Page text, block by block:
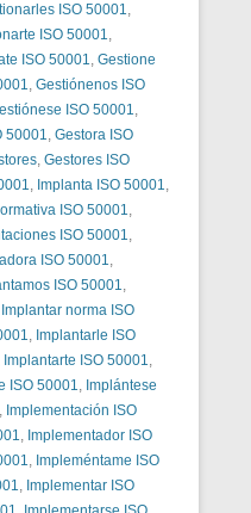
ISO 50001,
ISO 50001,
ISO 50001, Gestione
, Gestiónenos ISO
ISO 50001,
50001, Gestora ISO
, Gestores ISO
, Implanta ISO 50001,
ISO 50001,
ISO 50001,
ISO 50001,
ISO 50001,
Implantar norma ISO
, Implantarle ISO
Implantarte ISO 50001,
ISO 50001, Implántese
, Implementación ISO
, Implementador ISO
, Impleméntame ISO
, Implementar ISO